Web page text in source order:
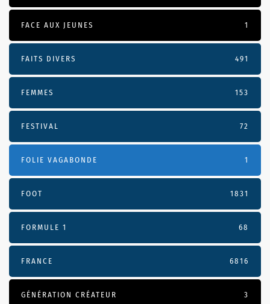
FACE AUX JEUNES 1
FAITS DIVERS 491
FEMMES 153
FESTIVAL 72
FOLIE VAGABONDE 1
FOOT 1831
FORMULE 1 68
FRANCE 6816
GÉNÉRATION CRÉATEUR 3